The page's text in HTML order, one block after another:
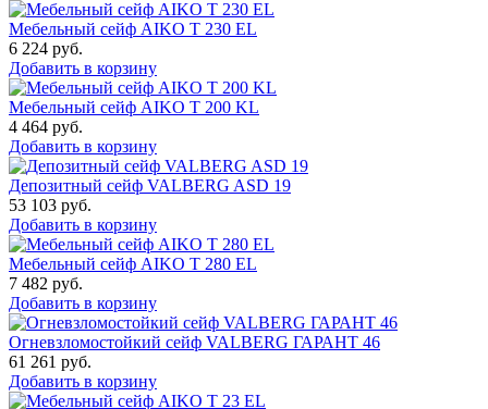
Мебельный сейф AIKO T 230 EL
6 224 руб.
Добавить в корзину
Мебельный сейф AIKO T 200 KL
4 464 руб.
Добавить в корзину
Депозитный сейф VALBERG ASD 19
53 103 руб.
Добавить в корзину
Мебельный сейф AIKO T 280 EL
7 482 руб.
Добавить в корзину
Огневзломостойкий сейф VALBERG ГАРАНТ 46
61 261 руб.
Добавить в корзину